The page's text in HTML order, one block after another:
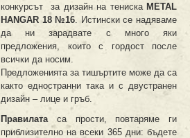
конкурсът за дизайн на тениска METAL
HANGAR 18 №16 . Истински се надяваме
да ни зарадвате с много яки
предложения, които с гордост после
всички да носим.
Предложенията за тишъртите може да са
както едностранни така и с двустранен
дизайн – лице и гръб.
Правилата са прости, повтаряме ги
приблизително на всеки 365 дни: бъдете